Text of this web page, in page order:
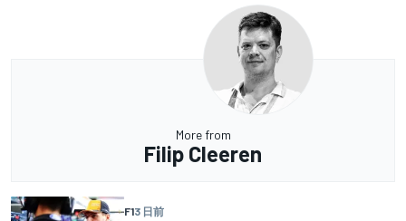
More from
Filip Cleeren
F13 日前